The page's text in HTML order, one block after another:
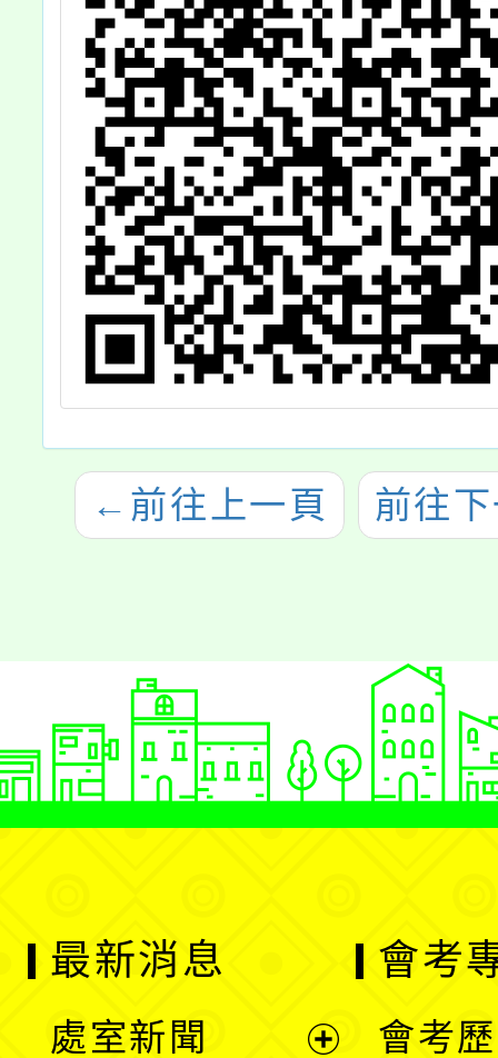
← 前往上一頁 前往
最新消息
處室新聞
會考
會考